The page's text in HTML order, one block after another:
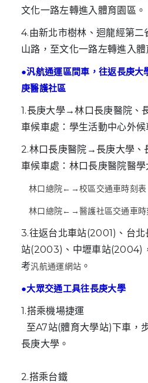
文化一路左轉進入體育園區。
4.由新北市樹林、迴龍經第
山路，至文化一路左轉進入體
●汎航通運區間車，往返長庚大
庚醫護社區
1.長庚大學→林口長庚醫院、
車候車處：學生活動中心外候
2.林口長庚醫院→長庚大學、
車候車處：林口長庚醫院醫
林口總院←→校區交通車時刻表
林口總院←→醫護社區交通車時
3.往返台北車站(2001)、台
站(2003)、中壢車站(2004)
考汎航通運網站 。
●大眾交通工具往長庚大學
1.搭乘機場捷運
至A7站(體育大學站)下車，
長庚大學。
2.搭乘台鐵